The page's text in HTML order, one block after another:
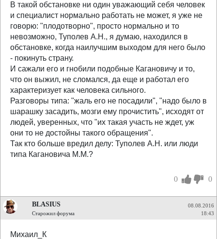
В такой обстановке ни один уважающий себя человек
и специалист нормально работать не может, я уже не
говорю: "плодотворно", просто нормально и то
невозможно, Туполев А.Н., я думаю, находился в
обстановке, когда наилучшим выходом для него было
- покинуть страну.
И сажали его и гнобили подобные Кагановичу и то,
что он выжил, не сломался, да еще и работал его
характеризует как человека сильного.
Разговоры типа: "жаль его не посадили", "надо было в
шарашку засадить, мозги ему прочистить", исходят от
людей, уверенных, что "их такая участь не ждет, уж
они то не достойны такого обращения".
Так кто больше вредил делу: Туполев А.Н. или люди
типа Кагановича М.М.?
0 0
BLASIUS
Старожил форума
08.08.2016
18:43
Михаил_К